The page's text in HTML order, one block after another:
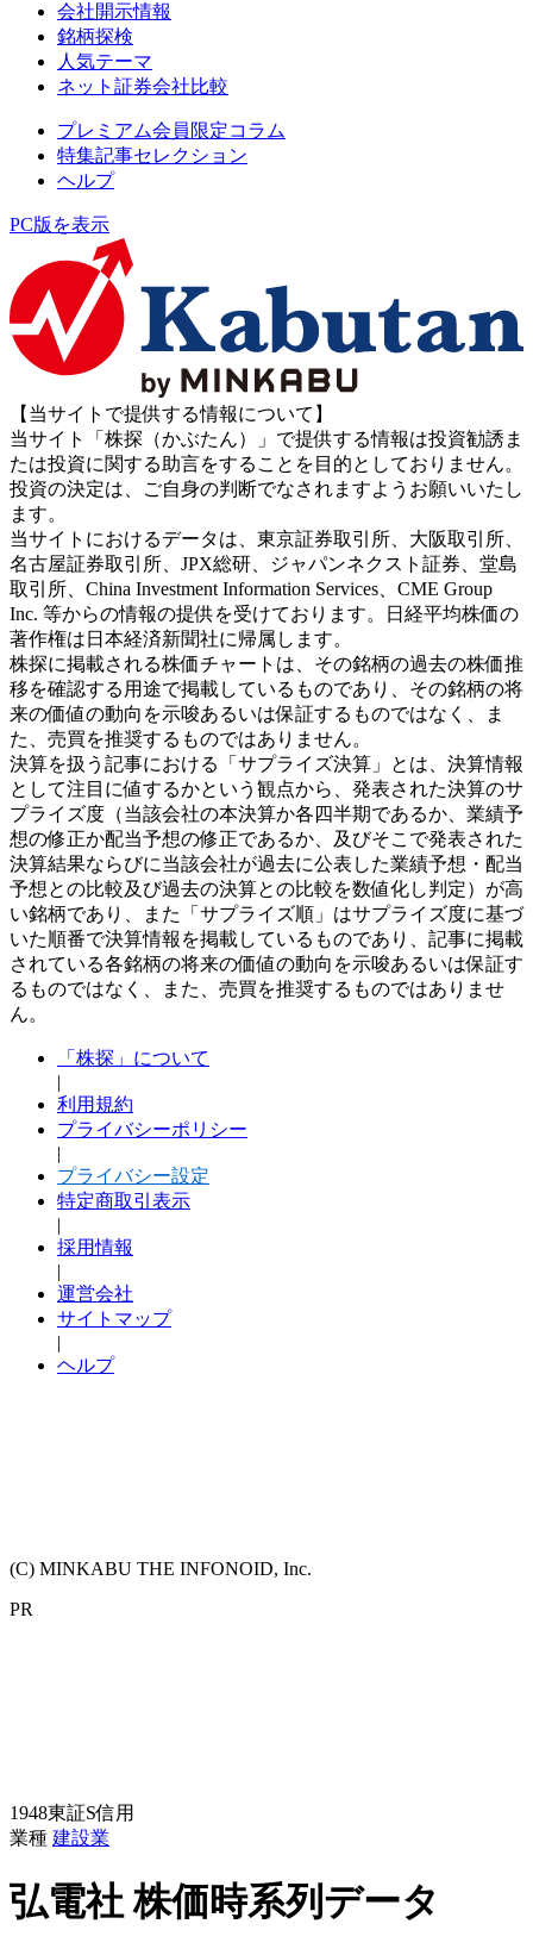
会社開示情報
銘柄探検
人気テーマ
ネット証券会社比較
プレミアム会員限定コラム
特集記事セレクション
ヘルプ
PC版を表示
【当サイトで提供する情報について】
当サイト「株探（かぶたん）」で提供する情報は投資勧誘ま
たは投資に関する助言をすることを目的としておりません。
投資の決定は、ご自身の判断でなされますようお願いいたし
ます。
当サイトにおけるデータは、東京証券取引所、大阪取引所、
名古屋証券取引所、JPX総研、ジャパンネクスト証券、堂島
取引所、China Investment Information Services、CME Group
Inc. 等からの情報の提供を受けております。日経平均株価の
著作権は日本経済新聞社に帰属します。
株探に掲載される株価チャートは、その銘柄の過去の株価推
移を確認する用途で掲載しているものであり、その銘柄の将
来の価値の動向を示唆あるいは保証するものではなく、ま
た、売買を推奨するものではありません。
決算を扱う記事における「サプライズ決算」とは、決算情報
として注目に値するかという観点から、発表された決算のサ
プライズ度（当該会社の本決算か各四半期であるか、業績予
想の修正か配当予想の修正であるか、及びそこで発表された
決算結果ならびに当該会社が過去に公表した業績予想・配当
予想との比較及び過去の決算との比較を数値化し判定）が高
い銘柄であり、また「サプライズ順」はサプライズ度に基づ
いた順番で決算情報を掲載しているものであり、記事に掲載
されている各銘柄の将来の価値の動向を示唆あるいは保証す
るものではなく、また、売買を推奨するものではありませ
ん。
「株探」について
|
利用規約
プライバシーポリシー
|
プライバシー設定
特定商取引表示
|
採用情報
|
運営会社
サイトマップ
|
ヘルプ
(C) MINKABU THE INFONOID, Inc.
PR
1948東証S信用
業種 建設業
弘電社株価時系列データ